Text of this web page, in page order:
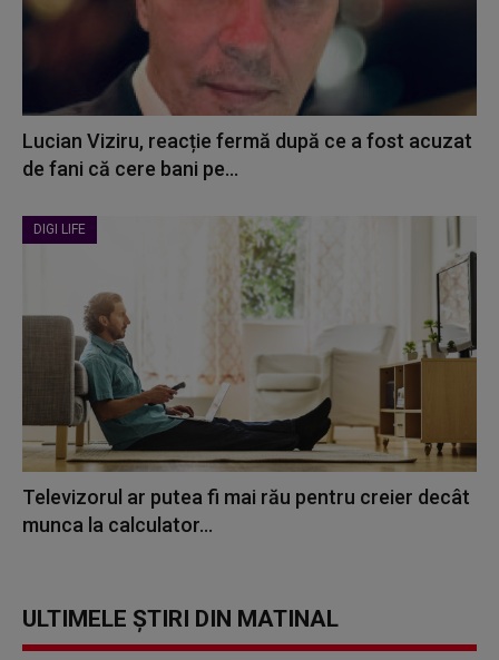
Lucian Viziru, reacție fermă după ce a fost acuzat
de fani că cere bani pe...
DIGI LIFE
Televizorul ar putea fi mai rău pentru creier decât
munca la calculator...
ULTIMELE ȘTIRI DIN MATINAL